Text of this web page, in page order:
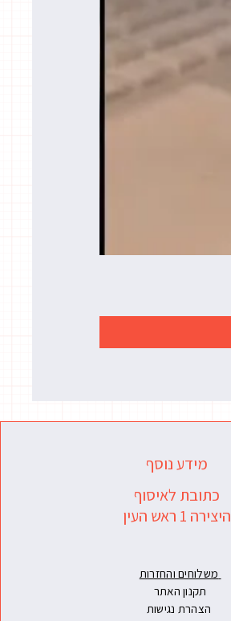
מידע נוסף
כתובת לאיסוף
היצירה 1 ראש העין
תקנון האתר